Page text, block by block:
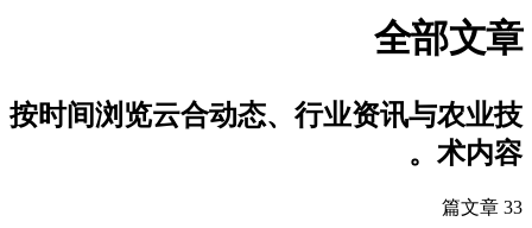
全部文章
按时间浏览云合动态、行业资讯与农业技
术内容。
33 篇文章